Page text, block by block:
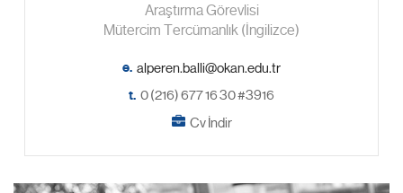
Araştırma Görevlisi
Mütercim Tercümanlık (İngilizce)
e.
t. 0 (216) 677 16 30 #3916
Cv İndir